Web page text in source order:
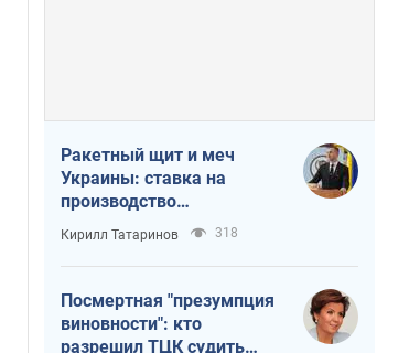
Ракетный щит и меч
Украины: ставка на
производство
собственных ракет
Кирилл Татаринов 318
Посмертная "презумпция
виновности": кто
разрешил ТЦК судить